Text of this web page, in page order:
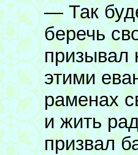
— Так
беречь
призывал
этими
раменах
и жить
призвал